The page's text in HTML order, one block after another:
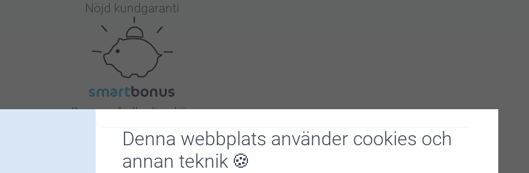
Denna webbplats använder cookies och
annan teknik
Nöjd kundgaranti
Bonus på alla dina köp